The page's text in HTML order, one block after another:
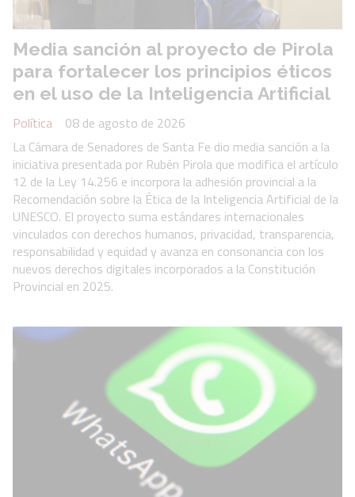
Media sanción al proyecto de Pirola
para fortalecer los principios éticos
en el uso de la Inteligencia Artificial
Política
08 de agosto de 2026
La Cámara de Senadores de Santa Fe dio media sanción a la
iniciativa presentada por Rubén Pirola que modifica el artículo
12 de la Ley 14.256 e incorpora la adhesión provincial a la
Recomendación sobre la Ética de la Inteligencia Artificial de la
UNESCO. El proyecto suma estándares internacionales
vinculados con derechos humanos, privacidad, transparencia,
responsabilidad y equidad y avanza en consonancia con los
nuevos derechos digitales incorporados a la Constitución
Provincial en 2025.